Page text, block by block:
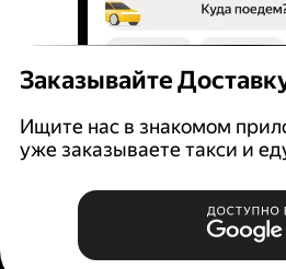
Заказывайте
Ищите нас в знакомом
уже заказываете такси и